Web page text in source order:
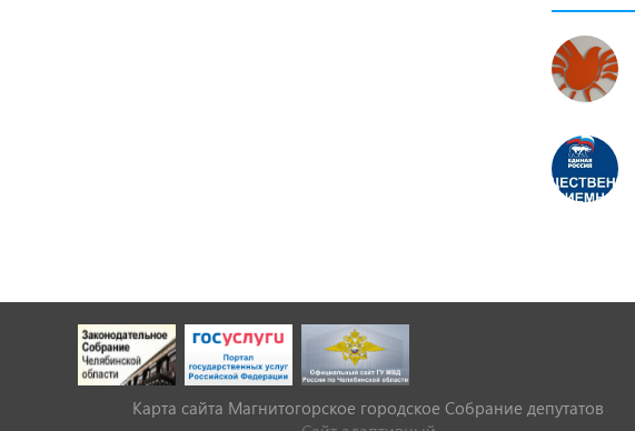
Карта сайта Магнитогорское городское Cобрание депутатов